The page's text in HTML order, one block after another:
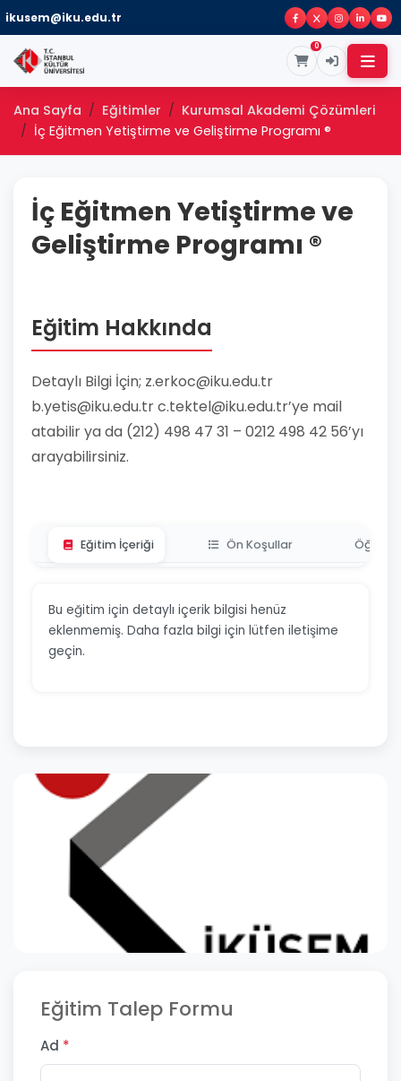
ikusem@iku.edu.tr
0
Ana Sayfa Eğitimler
Kurumsal Akademi Çözümleri
İç Eğitmen Yetiştirme ve Geliştirme Programı ®
İç Eğitmen Yetiştirme ve
Geliştirme Programı ®
Eğitim Hakkında
Detaylı Bilgi İçin; z.erkoc@iku.edu.tr
b.yetis@iku.edu.tr c.tektel@iku.edu.tr’ye mail
atabilir ya da (212) 498 47 31 – 0212 498 42 56’yı
arayabilirsiniz.
Eğitim İçeriği Ön Koşullar
Bu eğitim için detaylı içerik bilgisi henüz
eklenmemiş. Daha fazla bilgi için lütfen iletişime
geçin.
Eğitim Talep Formu
Ad *